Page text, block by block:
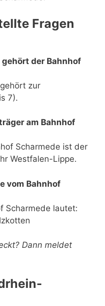
Fragen
der Bahnhof
zur
7).
am Bahnhof
Scharmede ist der
Westfalen-Lippe.
vom Bahnhof
Scharmede lautet:
Dann meldet